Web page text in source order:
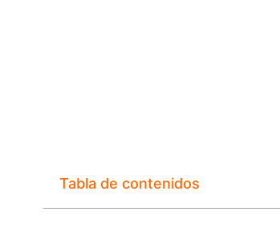
Tabla de contenidos